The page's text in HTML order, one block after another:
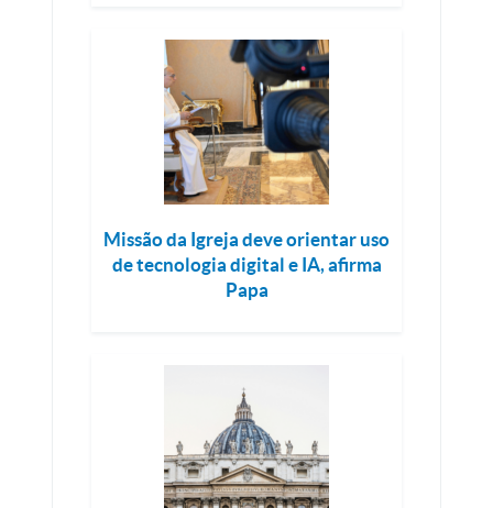
Missão da Igreja deve orientar uso
de tecnologia digital e IA, afirma
Papa